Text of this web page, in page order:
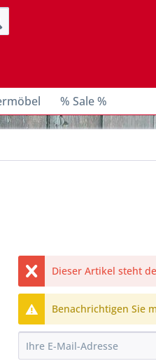
% Sale %
Dieser Artikel steht
Benachrichtigen Sie